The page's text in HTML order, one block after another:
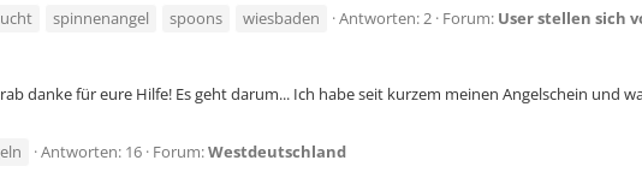
spinnenangel spoons wiesbaden Antworten: 2 Forum: User stellen sich
danke für eure Hilfe! Es geht darum... Ich habe seit kurzem meinen Angelschein und
Antworten: 16 Forum:Westdeutschland